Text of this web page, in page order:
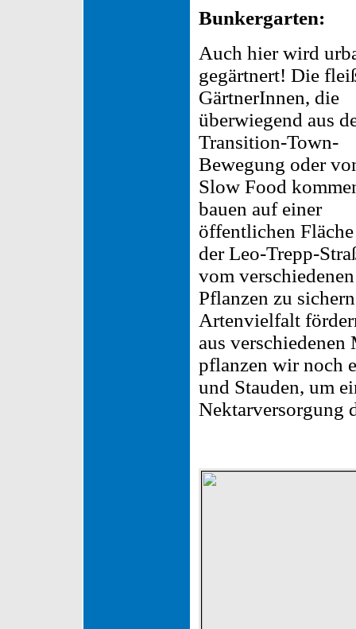
Bunkergarten:
Auch hier wird
gegärtnert! Die
GärtnerInnen, die
überwiegend aus
Transition-Town-
Bewegung oder
Slow Food
bauen auf einer
öffentlichen
der Leo-Trepp-
vom
Pflanzen zu
Artenvielfalt
aus
pflanzen wir noch
und Stauden, um
Nektarversorgung